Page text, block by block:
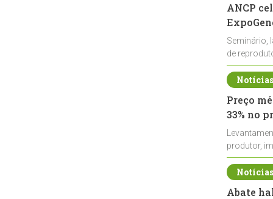
ANCP
Seminário,
de
durante a
Preço
33% no
produtor,
de leite cru
Abate